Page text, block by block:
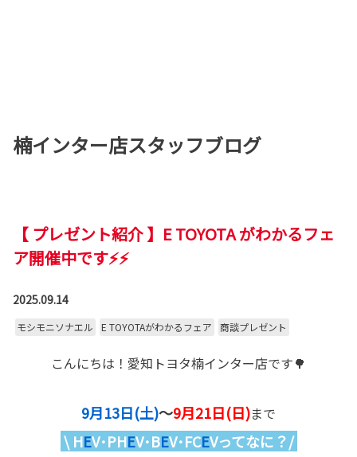
楠インター店スタッフブログ
【 プレゼント紹介 】E TOYOTA がわかるフェ
ア開催中です⚡⚡
2025.09.14
モシモニソナエル E TOYOTAがわかるフェア 商談プレゼント
こんにちは！愛知トヨタ楠インター店です🌳
9月13日(土)～9月21日(日)まで
\ HEV･PHEV･BEV･FCEVってなに？/